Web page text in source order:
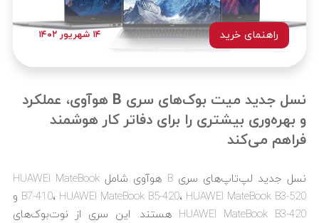
۱۴ شهریور ۱۴۰۲ راهنمای خرید
نسل جدید میت بوک‌های سری B هوآوی، عملکرد
و بهره‌وری بیشتری را برای دفاتر کار هوشمند
فراهم می‌کند
نسل جدید لپ‌تاپ‌های سری B هوآوی شامل HUAWEI MateBook
B7-410، HUAWEI MateBook B5-420، HUAWEI MateBook B3-520 و
HUAWEI MateBook B3-420 هستند. این سری از نوت‌بوک‌های